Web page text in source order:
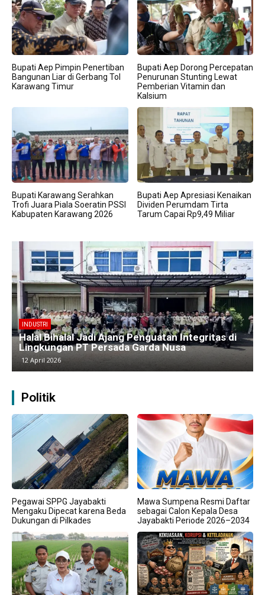
Bupati Aep Pimpin Penertiban
Bangunan Liar di Gerbang Tol
Karawang Timur
Bupati Aep Dorong Percepatan
Penurunan Stunting Lewat
Pemberian Vitamin dan
Kalsium
Bupati Karawang Serahkan
Trofi Juara Piala Soeratin PSSI
Kabupaten Karawang 2026
Bupati Aep Apresiasi Kenaikan
Dividen Perumdam Tirta
Tarum Capai Rp9,49 Miliar
BERITA
Kawasan Industri Cikarang Kembali Padat,
Produksi dan Logistik Beroperasi Penuh”
9 April 2026
Politik
Pegawai SPPG Jayabakti
Mengaku Dipecat karena Beda
Dukungan di Pilkades
Mawa Sumpena Resmi Daftar
sebagai Calon Kepala Desa
Jayabakti Periode 2026–2034